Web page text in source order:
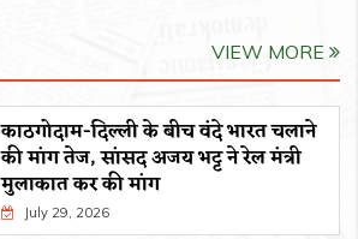
VIEW MORE
काठगोदाम-दिल्ली के बीच वंदे भारत चलाने
की मांग तेज, सांसद अजय भट्ट ने रेल मंत्री
मुलाकात कर की मांग
July 29, 2026